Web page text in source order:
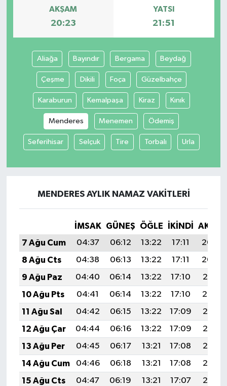
AKŞAM
20:23
YATSI
21:51
Aliağa Bayındır Bergama Beydağ
Çeşme Dikili Foça Güzelbahçe
Karaburun Kemalpaşa Kiraz Kınık
Menderes Menemen Ödemiş
Seferihisar Selçuk Tire Torbalı Urla
MENDERES AYLIK NAMAZ VAKITLERI
İMSAK GÜNEŞ ÖĞLE İKINDI
7 Ağu Cum
04:37 06:12 13:22 17:11
20:23
8 Ağu Cts
04:38 06:13 13:22 17:11
20:22
9 Ağu Paz
04:40 06:14 13:22 17:10
20:21
10 Ağu Pts
04:41 06:14 13:22 17:10
20:19
11 Ağu Sal
04:42 06:15 13:22 17:09
20:18
12 Ağu Çar
04:44 06:16 13:22 17:09
20:17
13 Ağu Per
04:45 06:17 13:21 17:08
20:16
14 Ağu Cum
04:46 06:18 13:21 17:08
20:15
15 Ağu Cts
04:47 06:19 13:21 17:07
20:13